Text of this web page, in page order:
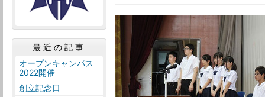
最近の記事
オープンキャンパス
2022開催
創立記念日